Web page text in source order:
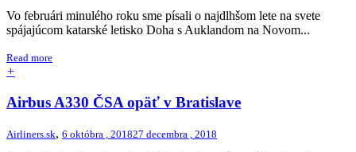
Vo februári minulého roku sme písali o najdlhšom lete na svete
spájajúcom katarské letisko Doha s Auklandom na Novom...
Read more
+
Airbus A330 ČSA opäť v Bratislave
Airliners.sk, 6 októbra , 201827 decembra , 2018